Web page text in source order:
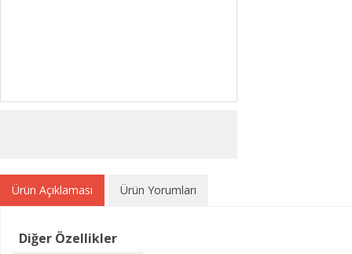
Ürün Açıklaması Ürün Yorumları
Diğer Özellikler